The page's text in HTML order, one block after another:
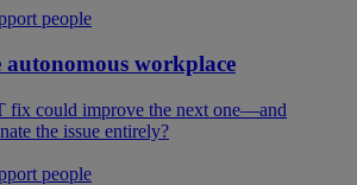
people
workplace
fix could improve the next one—and
the issue entirely?
people